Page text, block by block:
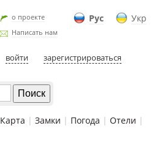
Рус Укр
о проекте
Написать нам
войти зарегистрироваться
Карта | Замки | Погода | Отели |